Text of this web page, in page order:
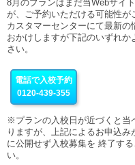
8月のプランはまだ当Webサイ
が、ご予約いただける可能性が
カスタマーセンターにて最新
おかけしますが下記のいずれ
さい。
電話で入校予約
0120-439-355
※プランの入校日が近づくと当
りますが、上記によるお申込み
に公開せず入校募集を 終了す
い。